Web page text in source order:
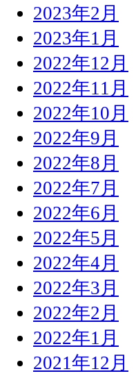
2023年2月
2023年1月
2022年12月
2022年11月
2022年10月
2022年9月
2022年8月
2022年7月
2022年6月
2022年5月
2022年4月
2022年3月
2022年2月
2022年1月
2021年12月